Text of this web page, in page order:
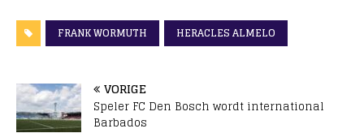
FRANK WORMUTH HERACLES ALMELO
VORIGE
Speler FC Den Bosch wordt international
Barbados